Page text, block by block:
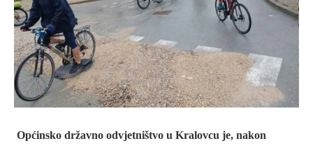
Općinsko državno odvjetništvo u Kralovcu je, nakon